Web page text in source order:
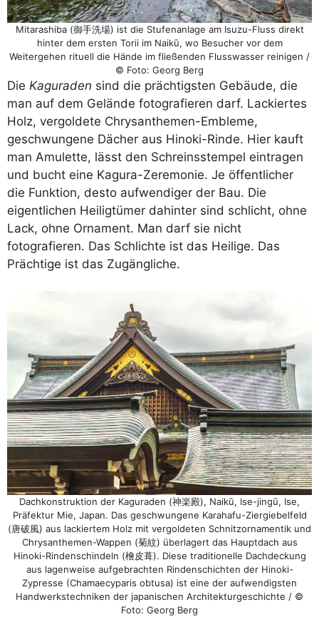
Mitarashiba (御手洗場) ist die Stufenanlage am Isuzu-Fluss direkt
hinter dem ersten Torii im Naikū, wo Besucher vor dem
Weitergehen rituell die Hände im fließenden Flusswasser reinigen /
© Foto: Georg Berg
Die Kaguraden sind die prächtigsten Gebäude, die
man auf dem Gelände fotografieren darf. Lackiertes
Holz, vergoldete Chrysanthemen-Embleme,
geschwungene Dächer aus Hinoki-Rinde. Hier kauft
man Amulette, lässt den Schreinsstempel eintragen
und bucht eine Kagura-Zeremonie. Je öffentlicher
die Funktion, desto aufwendiger der Bau. Die
eigentlichen Heiligtümer dahinter sind schlicht, ohne
Lack, ohne Ornament. Man darf sie nicht
fotografieren. Das Schlichte ist das Heilige. Das
Prächtige ist das Zugängliche.
Dachkonstruktion der Kaguraden (神楽殿), Naikū, Ise-jingū, Ise,
Präfektur Mie, Japan. Das geschwungene Karahafu-Ziergiebelfeld
(唐破風) aus lackiertem Holz mit vergoldeten Schnitzornamentik und
Chrysanthemen-Wappen (菊紋) überlagert das Hauptdach aus
Hinoki-Rindenschindeln (檜皮葺). Diese traditionelle Dachdeckung
aus lagenweise aufgebrachten Rindenschichten der Hinoki-
Zypresse (Chamaecyparis obtusa) ist eine der aufwendigsten
Handwerkstechniken der japanischen Architekturgeschichte / ©
Foto: Georg Berg